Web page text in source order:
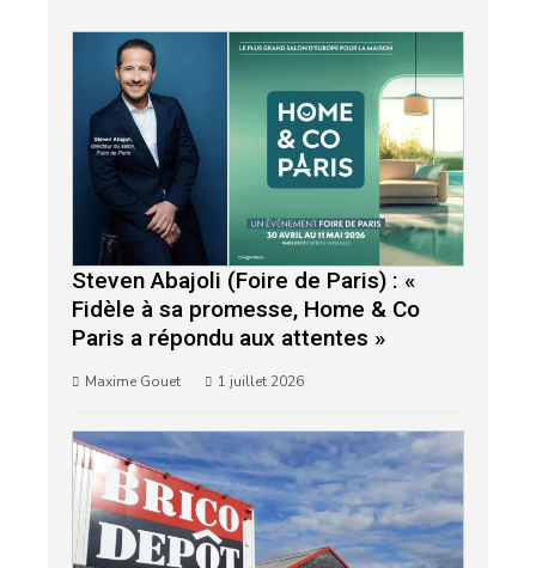
Steven Abajoli (Foire de Paris) : «
Fidèle à sa promesse, Home & Co
Paris a répondu aux attentes »
Maxime Gouet 1 juillet 2026